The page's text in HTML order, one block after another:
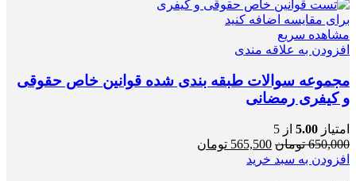
برای مقایسه اضافه کنید
مشاهده سریع
افزودن به علاقه مندی
مجموعه سوالات طبقه بندی شده قوانین خاص حقوقی
و کیفری رمضانی
امتیاز 5.00 از 5
650,000 تومان قیمت
اصلی
565,500 تومان
افزودن به سبد خرید